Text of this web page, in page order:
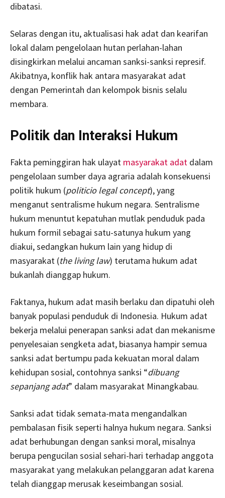
dibatasi.
Selaras dengan itu, aktualisasi hak adat dan kearifan
lokal dalam pengelolaan hutan perlahan-lahan
disingkirkan melalui ancaman sanksi-sanksi represif.
Akibatnya, konflik hak antara masyarakat adat
dengan Pemerintah dan kelompok bisnis selalu
membara.
Politik dan Interaksi Hukum
Fakta peminggiran hak ulayat masyarakat adat dalam
pengelolaan sumber daya agraria adalah konsekuensi
politik hukum (politicio legal concept), yang
menganut sentralisme hukum negara. Sentralisme
hukum menuntut kepatuhan mutlak penduduk pada
hukum formil sebagai satu-satunya hukum yang
diakui, sedangkan hukum lain yang hidup di
masyarakat (the living law) terutama hukum adat
bukanlah dianggap hukum.
Faktanya, hukum adat masih berlaku dan dipatuhi oleh
banyak populasi penduduk di Indonesia. Hukum adat
bekerja melalui penerapan sanksi adat dan mekanisme
penyelesaian sengketa adat, biasanya hampir semua
sanksi adat bertumpu pada kekuatan moral dalam
kehidupan sosial, contohnya sanksi “dibuang
sepanjang adat” dalam masyarakat Minangkabau.
Sanksi adat tidak semata-mata mengandalkan
pembalasan fisik seperti halnya hukum negara. Sanksi
adat berhubungan dengan sanksi moral, misalnya
berupa pengucilan sosial sehari-hari terhadap anggota
masyarakat yang melakukan pelanggaran adat karena
telah dianggap merusak keseimbangan sosial.